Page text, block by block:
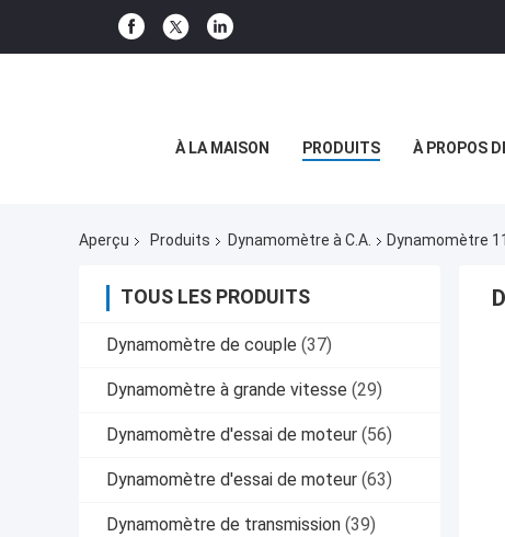
À LA MAISON PRODUITS À PROPOS
Aperçu Produits Dynamomètre à C.A. Dynamomètre
TOUS LES PRODUITS
Dynamomètre de couple (37)
Dynamomètre à grande vitesse (29)
Dynamomètre d'essai de moteur (56)
Dynamomètre d'essai de moteur (63)
Dynamomètre de transmission (39)